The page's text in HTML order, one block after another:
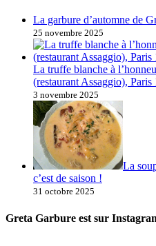
La garbure d’automne de
25 novembre 2025
La truffe blanche à
(restaurant Assaggio), Paris
3 novembre 2025
La
c’est de saison !
31 octobre 2025
Greta Garbure est sur